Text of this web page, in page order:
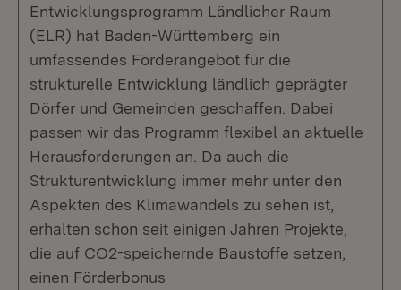
Entwicklungsprogramm Ländlicher Raum
(ELR) hat Baden-Württemberg ein
umfassendes Förderangebot für die
strukturelle Entwicklung ländlich geprägter
Dörfer und Gemeinden geschaffen. Dabei
passen wir das Programm flexibel an aktuelle
Herausforderungen an. Da auch die
Strukturentwicklung immer mehr unter den
Aspekten des Klimawandels zu sehen ist,
erhalten schon seit einigen Jahren Projekte,
die auf CO2-speichernde Baustoffe setzen,
einen Förderbonus